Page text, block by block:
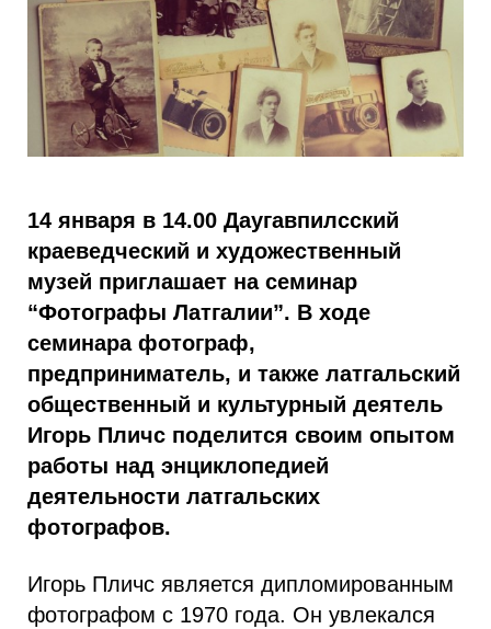
14 января в 14.00 Даугавпилсский
краеведческий и художественный
музей приглашает на семинар
“Фотографы Латгалии”. В ходе
семинара фотограф,
предприниматель, и также латгальский
общественный и культурный деятель
Игорь Пличс поделится своим опытом
работы над энциклопедией
деятельности латгальских
фотографов.
Игорь Пличс является дипломированным
фотографом с 1970 года. Он увлекался